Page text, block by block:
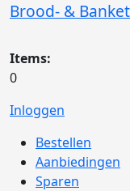
Brood- &
Items:
0
Inloggen
Bestellen
Aanbiedingen
Sparen